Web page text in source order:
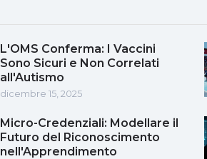
L'OMS Conferma: I Vaccini
Sono Sicuri e Non Correlati
all'Autismo
dicembre 15, 2025
Micro-Credenziali: Modellare il
Futuro del Riconoscimento
nell'Apprendimento